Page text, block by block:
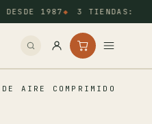
1987 3 TIENDAS:
AIRE COMPRIMIDO